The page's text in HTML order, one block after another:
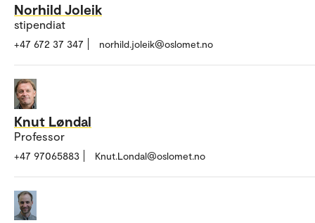
Norhild Joleik
stipendiat
+47 672 37 347 norhild.joleik@oslomet.no
Knut Løndal
Professor
+47 97065883 Knut.Londal@oslomet.no